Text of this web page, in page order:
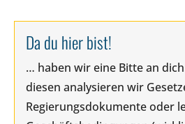
Da du hier bist!
… haben wir eine Bitte an
diesen analysieren wir
Regierungsdokumente oder